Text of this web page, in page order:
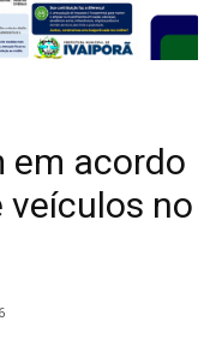
em acordo
veículos no